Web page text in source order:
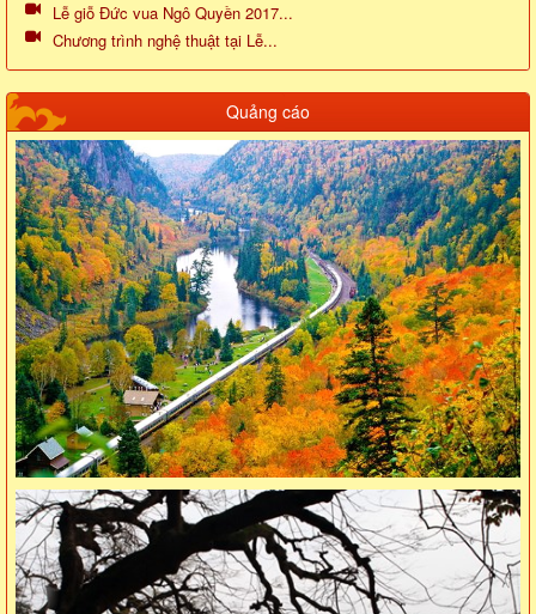
Lễ giỗ Đức vua Ngô Quyền 2017...
Chương trình nghệ thuật tại Lễ...
Quảng cáo